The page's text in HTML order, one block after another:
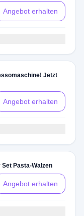
Angebot erhalten
Jetzt
Angebot erhalten
Set Pasta-Walzen
Angebot erhalten